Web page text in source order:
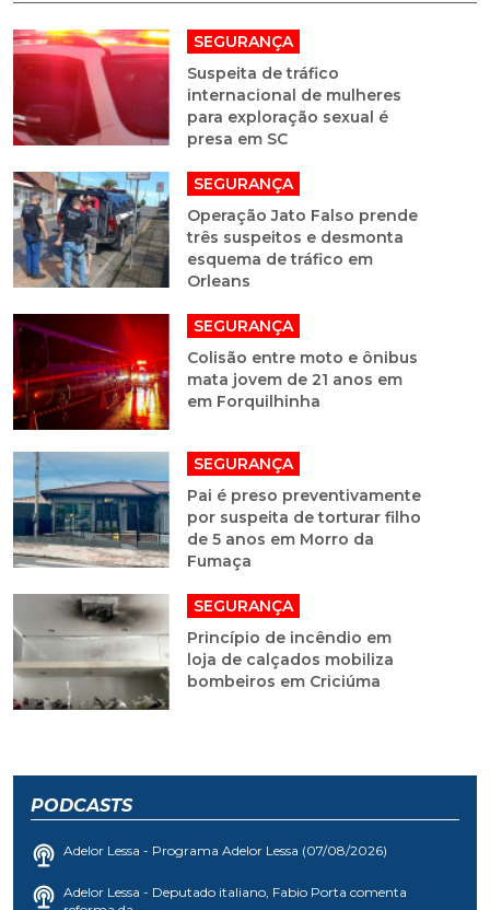
SEGURANÇA
Suspeita de tráfico
internacional de mulheres
para exploração sexual é
presa em SC
SEGURANÇA
Operação Jato Falso prende
três suspeitos e desmonta
esquema de tráfico em
Orleans
SEGURANÇA
Colisão entre moto e ônibus
mata jovem de 21 anos em
em Forquilhinha
SEGURANÇA
Pai é preso preventivamente
por suspeita de torturar filho
de 5 anos em Morro da
Fumaça
SEGURANÇA
Princípio de incêndio em
loja de calçados mobiliza
bombeiros em Criciúma
PODCASTS
Adelor Lessa - Programa Adelor Lessa (07/08/2026)
Adelor Lessa - Deputado italiano, Fabio Porta comenta